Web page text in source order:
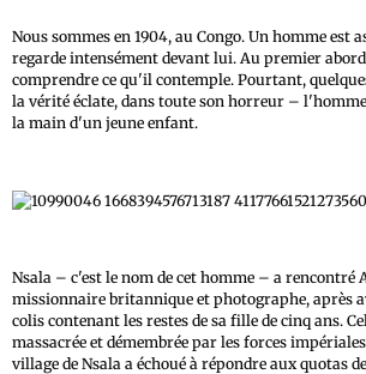
Nous sommes en 1904, au Congo. Un homme est
regarde intensément devant lui. Au premier
comprendre ce qu'il contemple. Pourtant,
la vérité éclate, dans toute son horreur –
la main d'un jeune enfant.
Nsala – c'est le nom de cet homme – a rencontré
missionnaire britannique et photographe, après
colis contenant les restes de sa fille de cinq ans.
massacrée et démembrée par les forces
village de Nsala a échoué à répondre aux quotas